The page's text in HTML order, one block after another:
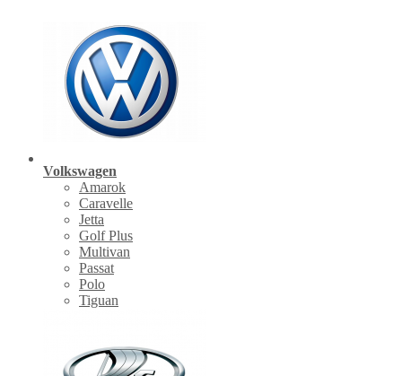
Volkswagen
Amarok
Caravelle
Jetta
Golf Plus
Multivan
Passat
Polo
Tiguan